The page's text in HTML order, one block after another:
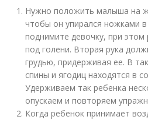
Нужно положить малыша на
чтобы он упирался ножками
поднимите девочку, при этом
под голени. Вторая рука
грудью, придерживая ее. В
спины и ягодиц находятся в
Удерживаем так ребенка
опускаем и повторяем
Когда ребенок принимает